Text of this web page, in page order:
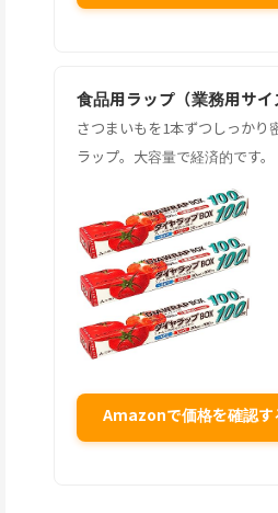
食品用ラップ（業務用サイ
さつまいもを1本ずつしっかり
ラップ。大容量で経済的です。
Amazonで価格を確認す